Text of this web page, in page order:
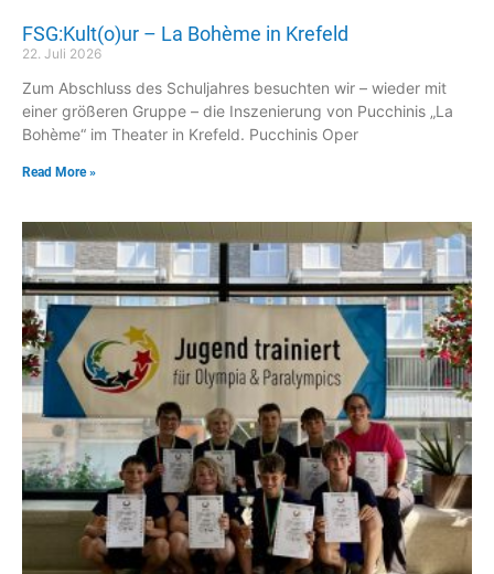
FSG:Kult(o)ur – La Bohème in Krefeld
22. Juli 2026
Zum Abschluss des Schuljahres besuchten wir – wieder mit
einer größeren Gruppe – die Inszenierung von Pucchinis „La
Bohème“ im Theater in Krefeld. Pucchinis Oper
Read More »